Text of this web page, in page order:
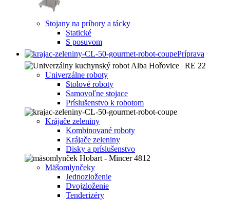
Stojany na príbory a tácky
Statické
S posuvom
Príprava
Univerzálne roboty
Stolové roboty
Samovoľne stojace
Príslušenstvo k robotom
Krájače zeleniny
Kombinované roboty
Krájače zeleniny
Disky a príslušenstvo
Mäšomlynčeky
Jednozloženie
Dvojzloženie
Tenderizéry